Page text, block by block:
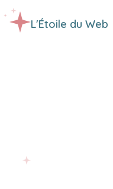
L'Étoile du Web